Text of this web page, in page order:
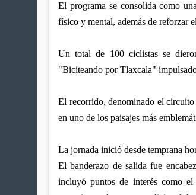
El programa se consolida como
físico y mental, además de reforzar
Un total de 100 ciclistas se
"Biciteando por Tlaxcala"
El recorrido, denominado el
en uno de los paisajes más
La jornada inició desde temprana
El banderazo de salida fue
incluyó puntos de interés como